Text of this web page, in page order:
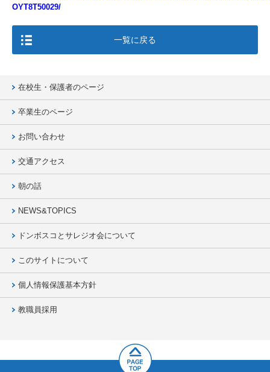
OYT8T50029/
一覧に戻る
在校生・保護者のページ
卒業生のページ
お問い合わせ
交通アクセス
朝の話
NEWS&TOPICS
ドンボスコとサレジオ会について
このサイトについて
個人情報保護基本方針
教職員採用